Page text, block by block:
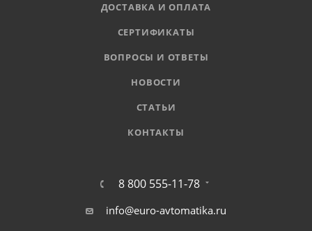
ДОСТАВКА И ОПЛАТА
СЕРТИФИКАТЫ
ВОПРОСЫ И ОТВЕТЫ
НОВОСТИ
СТАТЬИ
КОНТАКТЫ
8 800 555-11-78
info@euro-avtomatika.ru